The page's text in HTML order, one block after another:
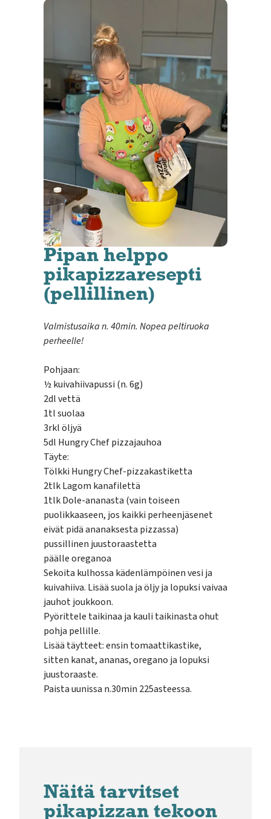
Pipan helppo
pikapizzaresepti
(pellillinen)
Valmistusaika n. 40min. Nopea peltiruoka
perheelle!
Pohjaan:
½ kuivahiivapussi (n. 6g)
2dl vettä
1tl suolaa
3rkl öljyä
5dl Hungry Chef pizzajauhoa
Täyte:
Tölkki Hungry Chef-pizzakastiketta
2tlk Lagom kanafilettä
1tlk Dole-ananasta (vain toiseen
puolikkaaseen, jos kaikki perheenjäsenet
eivät pidä ananaksesta pizzassa)
pussillinen juustoraastetta
päälle oreganoa
Sekoita kulhossa kädenlämpöinen vesi ja
kuivahiiva. Lisää suola ja öljy ja lopuksi vaivaa
jauhot joukkoon.
Pyörittele taikinaa ja kauli taikinasta ohut
pohja pellille.
Lisää täytteet: ensin tomaattikastike,
sitten kanat, ananas, oregano ja lopuksi
juustoraaste.
Paista uunissa n.30min 225asteessa.
Näitä tarvitset
pikapizzan tekoon